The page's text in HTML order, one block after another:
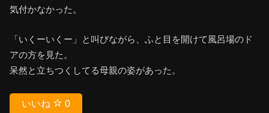
気付かなかった。
「いくーいくー」と叫びながら、ふと目を開けて風呂場のド
アの方を見た。
呆然と立ちつくしてる母親の姿があった。
いいね 0